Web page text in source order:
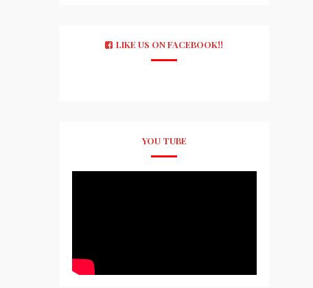
LIKE US ON FACEBOOK!!
YOU TUBE